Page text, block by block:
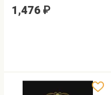
1,476 ₽